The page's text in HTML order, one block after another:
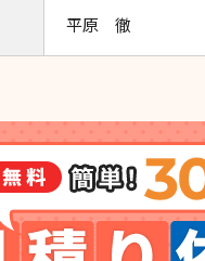
平原 徹